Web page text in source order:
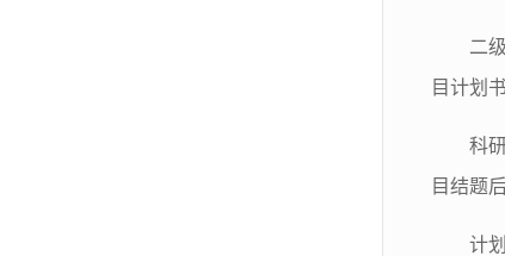
二
目计划
科
目结题
计